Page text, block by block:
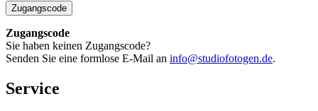
Zugangscode
Zugangscode
Sie haben keinen Zugangscode?
Senden Sie eine formlose E-Mail an info@studiofotogen.de.
Service